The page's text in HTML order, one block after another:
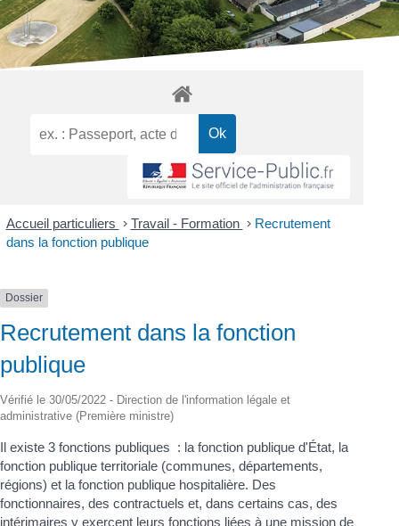
Accueil particuliers > Travail - Formation > Recrutement
dans la fonction publique
Dossier
Recrutement dans la fonction
publique
Vérifié le 30/05/2022 - Direction de l'information légale et
administrative (Première ministre)
Il existe 3 fonctions publiques : la fonction publique d'État, la
fonction publique territoriale (communes, départements,
régions) et la fonction publique hospitalière. Des
fonctionnaires, des contractuels et, dans certains cas, des
intérimaires y exercent leurs fonctions liées à une mission de